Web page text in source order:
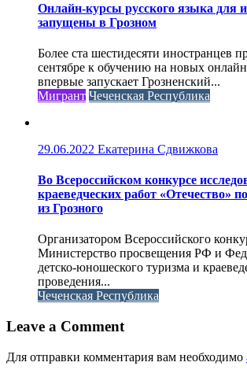
Онлайн-курсы русского языка для
запущены в Грозном
Более ста шестидесяти иностранцев
сентябре к обучению на новых
впервые запускает Грозненский...
Мигрант Чеченская Республика
29.06.2022 Екатерина Сдвижкова
Во Всероссийском конкурсе
краеведческих работ «Отечество»
из Грозного
Организатором Всероссийского
Министерство просвещения РФ и
детско-юношеского туризма и
проведения...
Чеченская Республика
Leave a Comment
Для отправки комментария вам необходимо